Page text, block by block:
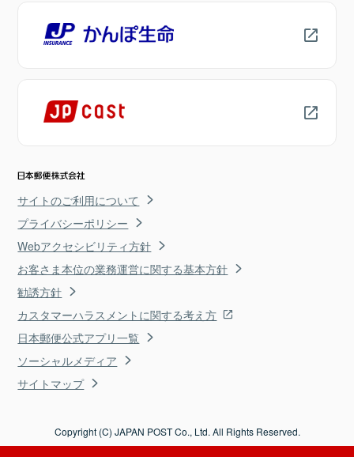
サイトのご利用について
プライバシーポリシー
Webアクセシビリティ方針
お客さま本位の業務運営に関する基本方針
勧誘方針
カスタマーハラスメントに関する考え方
日本郵便公式アプリ一覧
ソーシャルメディア
サイトマップ
Copyright (C) JAPAN POST Co., Ltd. All Rights Reserved.